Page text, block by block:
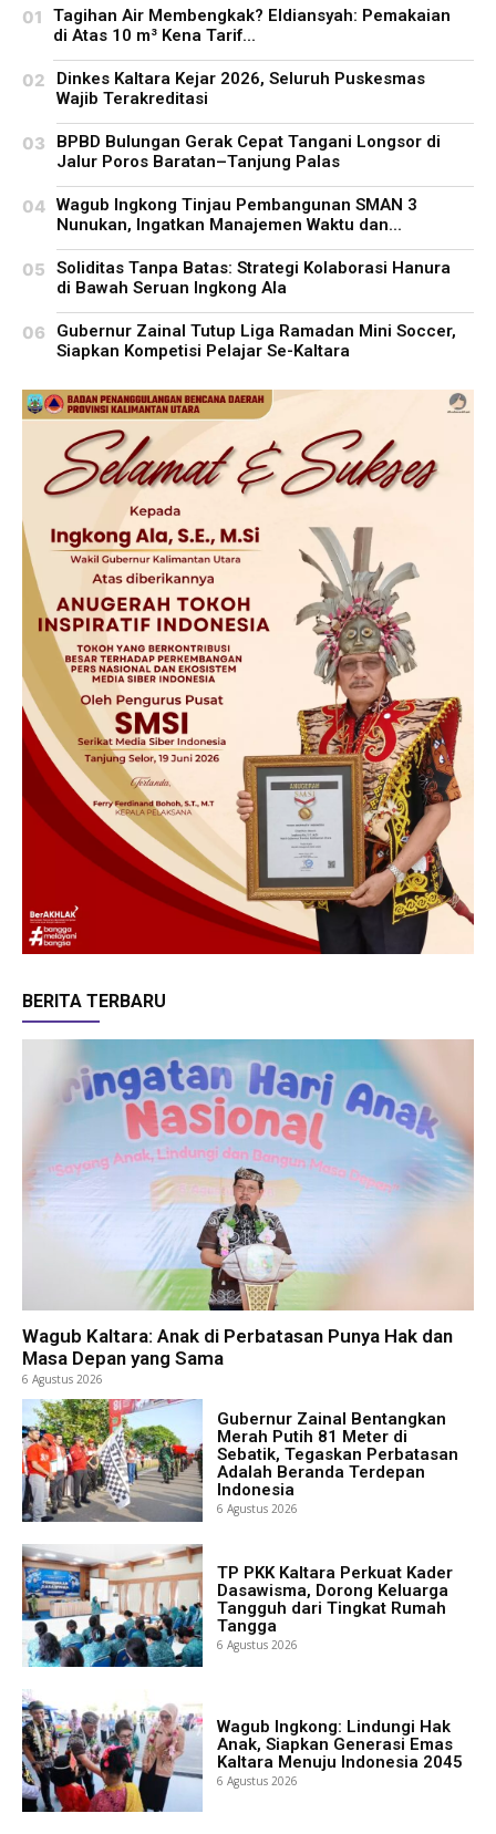
Tagihan Air Membengkak? Eldiansyah: Pemakaian
di Atas 10 m³ Kena Tarif...
Dinkes Kaltara Kejar 2026, Seluruh Puskesmas
Wajib Terakreditasi
BPBD Bulungan Gerak Cepat Tangani Longsor di
Jalur Poros Baratan–Tanjung Palas
Wagub Ingkong Tinjau Pembangunan SMAN 3
Nunukan, Ingatkan Manajemen Waktu dan...
Soliditas Tanpa Batas: Strategi Kolaborasi Hanura
di Bawah Seruan Ingkong Ala
Gubernur Zainal Tutup Liga Ramadan Mini Soccer,
Siapkan Kompetisi Pelajar Se-Kaltara
BERITA TERBARU
Wagub Kaltara: Anak di Perbatasan Punya Hak dan
Masa Depan yang Sama
6 Agustus 2026
Gubernur Zainal Bentangkan
Merah Putih 81 Meter di
Sebatik, Tegaskan Perbatasan
Adalah Beranda Terdepan
Indonesia
6 Agustus 2026
TP PKK Kaltara Perkuat Kader
Dasawisma, Dorong Keluarga
Tangguh dari Tingkat Rumah
Tangga
6 Agustus 2026
Wagub Ingkong: Lindungi Hak
Anak, Siapkan Generasi Emas
Kaltara Menuju Indonesia 2045
6 Agustus 2026